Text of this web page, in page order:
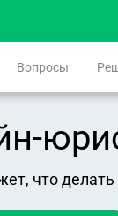
Вопросы
что